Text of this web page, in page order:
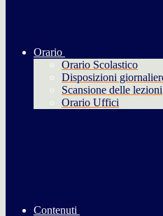
Orario
Orario Scolastico
Disposizioni
Scansione delle lezioni
Orario Uffici
Contenuti